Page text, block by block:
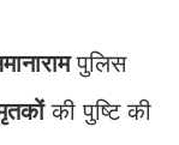
पुलिस
की पुष्टि की